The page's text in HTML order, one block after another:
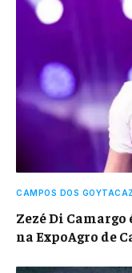
CAMPOS DOS
Zezé Di Camargo
na ExpoAgro de